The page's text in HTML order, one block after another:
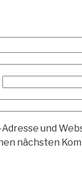
Adresse und
nächsten